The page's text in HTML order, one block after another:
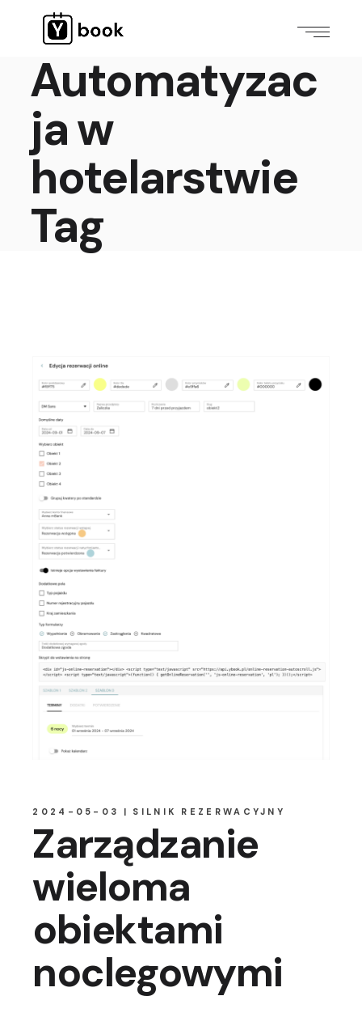
Automatyzac
ja w
hotelarstwie
Tag
2024-05-03 SILNIK REZERWACYJNY
Zarządzanie
wieloma
obiektami
noclegowymi